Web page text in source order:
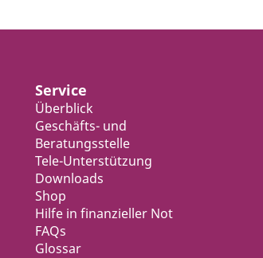
Service
Überblick
Geschäfts- und
Beratungsstelle
Tele-Unterstützung
Downloads
Shop
Hilfe in finanzieller Not
FAQs
Glossar